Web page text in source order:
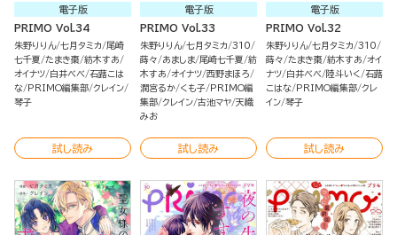
電子版
PRIMO Vol.34
朱野りりん 七月タミカ 尾崎
七千夏 たまき棗 紡木すあ
オイナツ 白井べべ 石蕗こは
な
PRIMO編集部 クレイン
琴子
試し読み
電子版
PRIMO Vol.33
朱野りりん 七月タミカ 310
蒔々
あましま 尾崎七千夏 紡
木すあ オイナツ 西野まほろ
潤宮るか くも子
PRIMO編
集部 クレイン 古池マヤ 天織
みお
試し読み
電子版
PRIMO Vol.32
朱野りりん 七月タミカ 310
蒔々 たまき棗 紡木すあ オイ
ナツ 白井べべ 陸斗いく 石蕗
こはな
PRIMO編集部 クレ
イン 琴子
試し読み